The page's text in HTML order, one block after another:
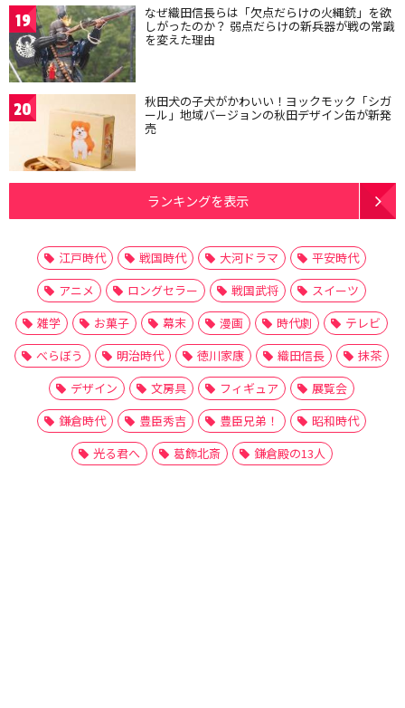
19 なぜ織田信長らは「欠点だらけの火縄銃」を欲
しがったのか？ 弱点だらけの新兵器が戦の常識
を変えた理由
20 秋田犬の子犬がかわいい！ヨックモック「シガ
ール」地域バージョンの秋田デザイン缶が新発
売
ランキングを表示
江戸時代 戦国時代 大河ドラマ
平安時代
アニメ
ロングセラー 戦国武将
スイーツ
雑学
お菓子 幕末 漫画 時代劇
テレビ
べらぼう
明治時代 徳川家康 織田信長
抹茶
デザイン
文房具 フィギュア
展覧会
鎌倉時代
豊臣秀吉 豊臣兄弟！
昭和時代
光る君へ
葛飾北斎 鎌倉殿の13人